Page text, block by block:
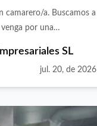
camarero/a. Buscamos a
por una
gallega auténtica,
mimo en nuestro local
un perfil de
cercano y en
SL
jul. 20, de 2026